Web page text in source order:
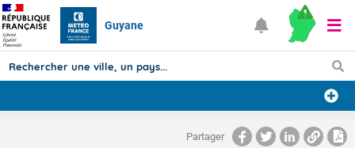
Guyane
Prévisions
Partager